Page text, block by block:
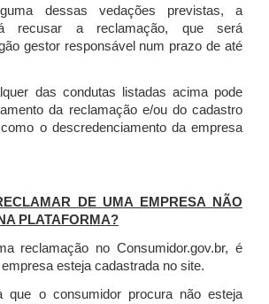
dessas vedações previstas, a
recusar a reclamação, que será
gestor responsável num prazo de até
das condutas listadas acima pode
da reclamação e/ou do cadastro
o descredenciamento da empresa
DE UMA EMPRESA NÃO
PLATAFORMA?
reclamação no Consumidor.gov.br, é
esteja cadastrada no site.
que o consumidor procura não esteja